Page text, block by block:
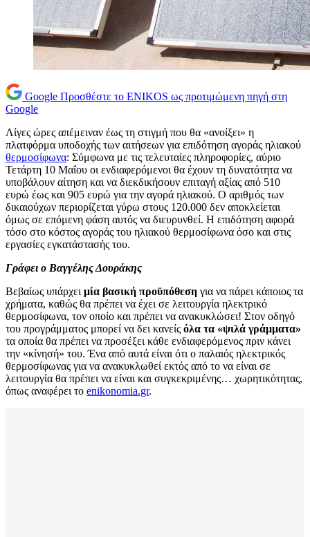
Google Προσθέστε το ENIKOS ως προτιμώμενη πηγή στη
Google
Λίγες ώρες απέμειναν έως τη στιγμή που θα «ανοίξει» η
πλατφόρμα υποδοχής των αιτήσεων για επιδότηση αγοράς ηλιακού
θερμοσίφωνα: Σύμφωνα με τις τελευταίες πληροφορίες, αύριο
Τετάρτη 10 Μαΐου οι ενδιαφερόμενοι θα έχουν τη δυνατότητα να
υποβάλουν αίτηση και να διεκδικήσουν επιταγή αξίας από 510
ευρώ έως και 905 ευρώ για την αγορά ηλιακού. Ο αριθμός των
δικαιούχων περιορίζεται γύρω στους 120.000 δεν αποκλείεται
όμως σε επόμενη φάση αυτός να διευρυνθεί. Η επιδότηση αφορά
τόσο στο κόστος αγοράς του ηλιακού θερμοσίφωνα όσο και στις
εργασίες εγκατάστασής του.
Γράφει ο Βαγγέλης Δουράκης
Βεβαίως υπάρχει μία βασική προϋπόθεση για να πάρει κάποιος τα
χρήματα, καθώς θα πρέπει να έχει σε λειτουργία ηλεκτρικό
θερμοσίφωνα, τον οποίο και πρέπει να ανακυκλώσει! Στον οδηγό
του προγράμματος μπορεί να δει κανείς όλα τα «ψιλά γράμματα»
τα οποία θα πρέπει να προσέξει κάθε ενδιαφερόμενος πριν κάνει
την «κίνησή» του. Ένα από αυτά είναι ότι ο παλαιός ηλεκτρικός
θερμοσίφωνας για να ανακυκλωθεί εκτός από το να είναι σε
λειτουργία θα πρέπει να είναι και συγκεκριμένης… χωρητικότητας,
όπως αναφέρει το enikonomia.gr.